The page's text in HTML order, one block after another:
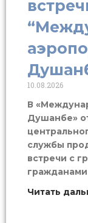
10.08.2026
В
Душанбе»
службы
встречи с
Читать